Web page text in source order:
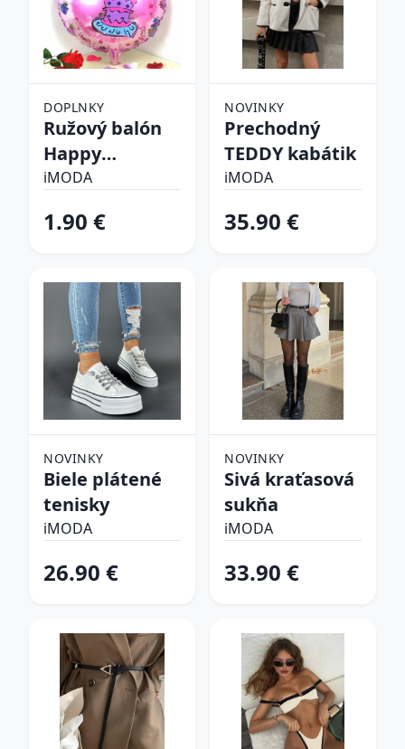
DOPLNKY
Ružový balón
Happy
birthday
iMODA
1.90 €
NOVINKY
Prechodný
TEDDY kabátik
iMODA
35.90 €
NOVINKY
Biele plátené
tenisky
iMODA
26.90 €
NOVINKY
Sivá kraťasová
sukňa
iMODA
33.90 €